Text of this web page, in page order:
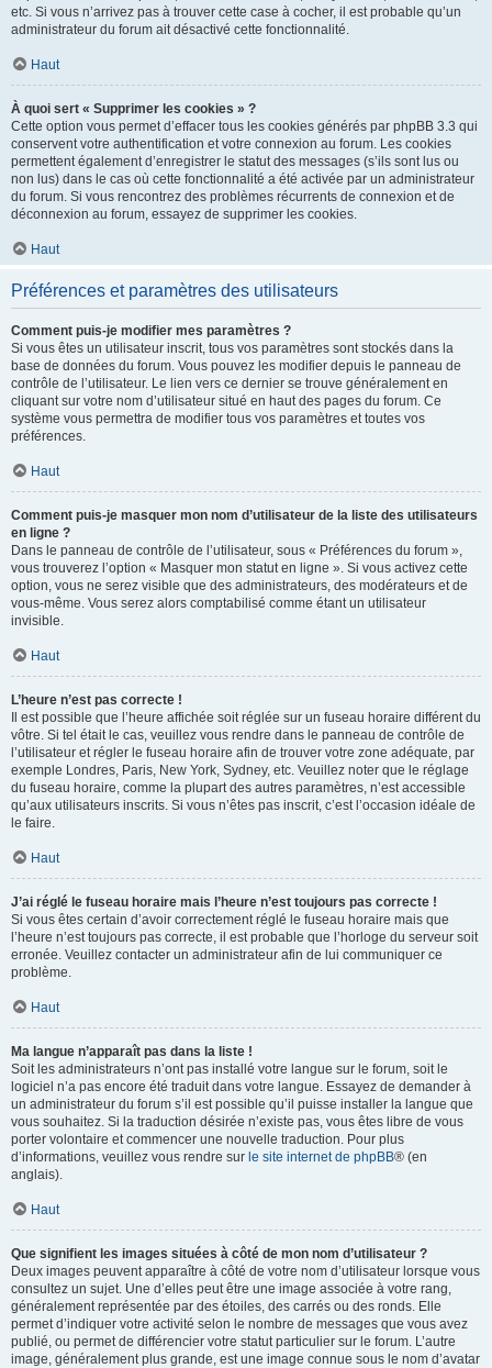
etc. Si vous n’arrivez pas à trouver cette case à cocher, il est probable qu’un
administrateur du forum ait désactivé cette fonctionnalité.
Haut
À quoi sert « Supprimer les cookies » ?
Cette option vous permet d’effacer tous les cookies générés par phpBB 3.3 qui
conservent votre authentification et votre connexion au forum. Les cookies
permettent également d’enregistrer le statut des messages (s’ils sont lus ou
non lus) dans le cas où cette fonctionnalité a été activée par un administrateur
du forum. Si vous rencontrez des problèmes récurrents de connexion et de
déconnexion au forum, essayez de supprimer les cookies.
Haut
Préférences et paramètres des utilisateurs
Comment puis-je modifier mes paramètres ?
Si vous êtes un utilisateur inscrit, tous vos paramètres sont stockés dans la
base de données du forum. Vous pouvez les modifier depuis le panneau de
contrôle de l’utilisateur. Le lien vers ce dernier se trouve généralement en
cliquant sur votre nom d’utilisateur situé en haut des pages du forum. Ce
système vous permettra de modifier tous vos paramètres et toutes vos
préférences.
Haut
Comment puis-je masquer mon nom d’utilisateur de la liste des utilisateurs
en ligne ?
Dans le panneau de contrôle de l’utilisateur, sous « Préférences du forum »,
vous trouverez l’option « Masquer mon statut en ligne ». Si vous activez cette
option, vous ne serez visible que des administrateurs, des modérateurs et de
vous-même. Vous serez alors comptabilisé comme étant un utilisateur
invisible.
Haut
L’heure n’est pas correcte !
Il est possible que l’heure affichée soit réglée sur un fuseau horaire différent du
vôtre. Si tel était le cas, veuillez vous rendre dans le panneau de contrôle de
l’utilisateur et régler le fuseau horaire afin de trouver votre zone adéquate, par
exemple Londres, Paris, New York, Sydney, etc. Veuillez noter que le réglage
du fuseau horaire, comme la plupart des autres paramètres, n’est accessible
qu’aux utilisateurs inscrits. Si vous n’êtes pas inscrit, c’est l’occasion idéale de
le faire.
Haut
J’ai réglé le fuseau horaire mais l’heure n’est toujours pas correcte !
Si vous êtes certain d’avoir correctement réglé le fuseau horaire mais que
l’heure n’est toujours pas correcte, il est probable que l’horloge du serveur soit
erronée. Veuillez contacter un administrateur afin de lui communiquer ce
problème.
Haut
Ma langue n’apparaît pas dans la liste !
Soit les administrateurs n’ont pas installé votre langue sur le forum, soit le
logiciel n’a pas encore été traduit dans votre langue. Essayez de demander à
un administrateur du forum s’il est possible qu’il puisse installer la langue que
vous souhaitez. Si la traduction désirée n’existe pas, vous êtes libre de vous
porter volontaire et commencer une nouvelle traduction. Pour plus
d’informations, veuillez vous rendre sur le site internet de phpBB® (en
anglais).
Haut
Que signifient les images situées à côté de mon nom d’utilisateur ?
Deux images peuvent apparaître à côté de votre nom d’utilisateur lorsque vous
consultez un sujet. Une d’elles peut être une image associée à votre rang,
généralement représentée par des étoiles, des carrés ou des ronds. Elle
permet d’indiquer votre activité selon le nombre de messages que vous avez
publié, ou permet de différencier votre statut particulier sur le forum. L’autre
image, généralement plus grande, est une image connue sous le nom d’avatar